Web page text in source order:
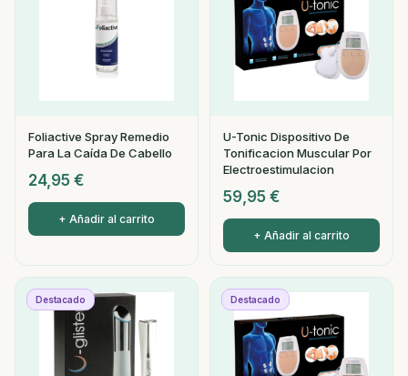
Foliactive Spray Remedio
Para La Caída De Cabello
24,95 €
+ Añadir al carrito
U-Tonic Dispositivo De
Tonificacion Muscular Por
Electroestimulacion
59,95 €
+ Añadir al carrito
Destacado Destacado